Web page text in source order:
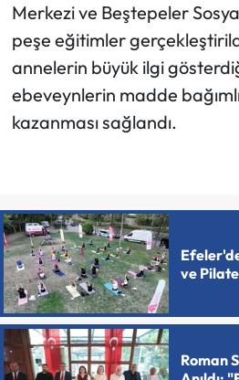
Merkezi ve Beştepeler
peşe eğitimler
annelerin büyük ilgi
ebeveynlerin madde
kazanması sağlandı.
ve
Roman